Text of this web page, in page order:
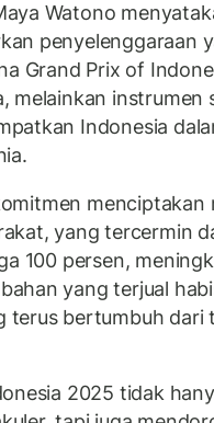
Watono
penyelenggaraan
Grand Prix of
melainkan instrumen
Indonesia
menciptakan
yang tercermin
100 persen,
yang terjual
terus bertumbuh dari
2025 tidak